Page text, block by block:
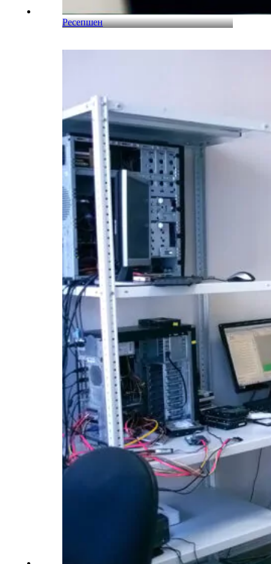
Ресепшен